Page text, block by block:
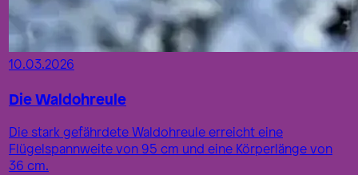
10.03.2026
Die Waldohreule
Die stark gefährdete Waldohreule erreicht eine
Flügelspannweite von 95 cm und eine Körperlänge von
36 cm.